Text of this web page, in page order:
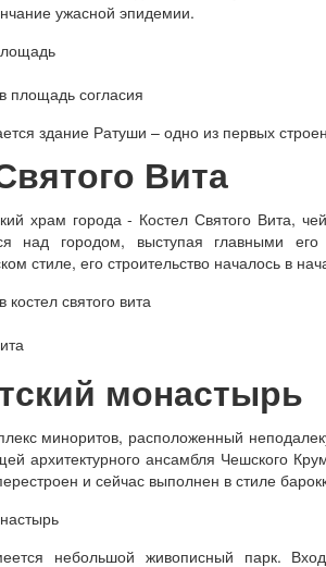
ужасной эпидемии.
здание Ратуши – одно из первых
Вита
храм города - Костел Святого Вита,
над городом, выступая главными
стиле, его строительство началось в
монастырь
миноритов, расположенный
архитектурного ансамбля Чешского
и сейчас выполнен в стиле
небольшой живописный парк.